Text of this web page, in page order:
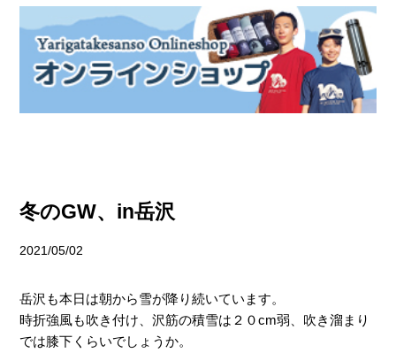
冬のGW、in岳沢
2021/05/02
岳沢も本日は朝から雪が降り続いています。
時折強風も吹き付け、沢筋の積雪は２０cm弱、吹き溜まり
では膝下くらいでしょうか。